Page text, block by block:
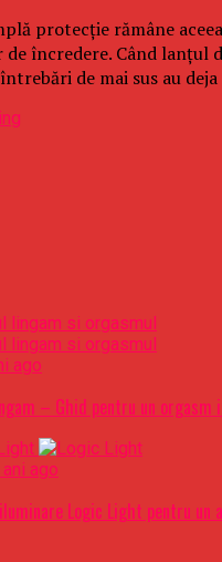
protecție rămâne
încredere. Când lanțul
de mai sus au
ago
– Ghid pentru un orgasm
ani ago
Logic Light pentru un